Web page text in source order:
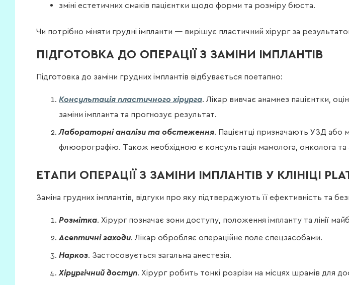
зміні естетичних смаків пацієнтки щодо форми та розміру бюста.
Чи потрібно міняти грудні імпланти — вирішує пластичний хірург за
ПІДГОТОВКА ДО ОПЕРАЦІЇ З ЗАМІНИ ІМПЛАНТІВ
Підготовка до заміни грудних імплантів відбувається поетапно:
Консультація пластичного хірурга. Лікар вивчає анамнез пацієнтки,
заміни імпланта та прогнозує результат.
Лабораторні аналізи та обстеження. Пацієнтці призначають УЗД або
флюорографію. Також необхідною є консультація мамолога, онколога та
ЕТАПИ ОПЕРАЦІЇ З ЗАМІНИ ІМПЛАНТІВ У КЛІНІЦІ
Заміна грудних імплантів, відгуки про яку підтверджують її ефективність та
Розмітка. Хірург позначає зони доступу, положення імпланту та лінії
Асептичні заходи. Лікар обробляє операційне поле спецзасобами.
Наркоз. Застосовується загальна анестезія.
Хірургічний доступ. Хірург робить тонкі розрізи на місцях шрамів для